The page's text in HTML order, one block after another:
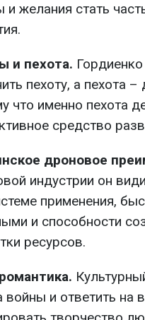
и желания стать
и пехота.
пехоту, а пехота
что именно пехота
средство
дроновое
индустрии он
применения,
и способности
ресурсов.
войны и ответить на